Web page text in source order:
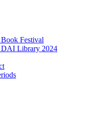
Festival
DAI Library 2024